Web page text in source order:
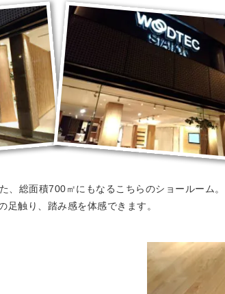
、総面積700㎡にもなるこちらのショールーム。
触り、踏み感を体感できます。